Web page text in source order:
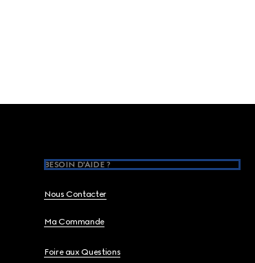
BESOIN D'AIDE ?
Nous Contacter
Ma Commande
Foire aux Questions